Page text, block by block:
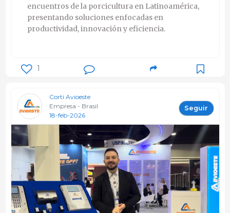
encuentros de la porcicultura en Latinoamérica,
presentando soluciones enfocadas en
productividad, innovación y eficiencia.
1
Corti Avioeste
Empresa - Brasil
18-feb-2026
Seguir